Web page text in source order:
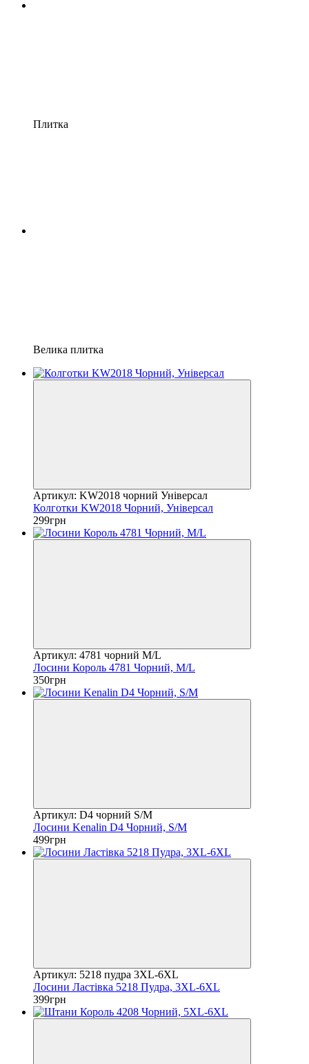
Плитка
Велика плитка
Артикул: KW2018 чорний Універсал
Колготки KW2018 Чорний, Універсал
299грн
Артикул: 4781 чорний М/L
Лосини Король 4781 Чорний, М/L
350грн
Артикул: D4 чорний S/M
Лосини Kenalin D4 Чорний, S/M
499грн
Артикул: 5218 пудра 3XL-6XL
Лосини Ластівка 5218 Пудра, 3XL-6XL
399грн